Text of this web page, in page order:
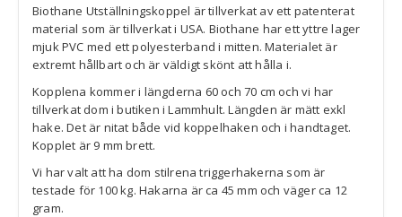
Biothane Utställningskoppel är tillverkat av ett patenterat
material som är tillverkat i USA. Biothane har ett yttre lager
mjuk PVC med ett polyesterband i mitten. Materialet är
extremt hållbart och är väldigt skönt att hålla i.
Kopplena kommer i längderna 60 och 70 cm och vi har
tillverkat dom i butiken i Lammhult. Längden är mätt exkl
hake. Det är nitat både vid koppelhaken och i handtaget.
Kopplet är 9 mm brett.
Vi har valt att ha dom stilrena triggerhakerna som är
testade för 100 kg. Hakarna är ca 45 mm och väger ca 12
gram.